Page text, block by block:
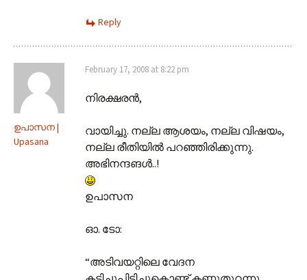
Reply
ഉപാസന |
Upasana
February 17, 2008 at 8:22 pm
നിരക്ഷരന്‍,
വായിച്ചു. നല്ല ആ‍ശയം, നല്ല വിഷയം,
നല്ല രീതിയില്‍ പറഞ്ഞിരിക്കുന്നു.
അഭിനന്ദങള്‍..!
ഉപാസന
ഓ. ടോ:
“അടിവയറ്റിലെ വേദന